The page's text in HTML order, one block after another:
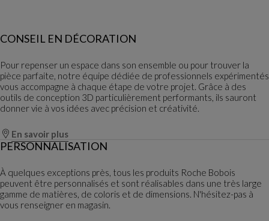
CONSEIL EN DÉCORATION
Pour repenser un espace dans son ensemble ou pour trouver la
pièce parfaite, notre équipe dédiée de professionnels expérimentés
vous accompagne à chaque étape de votre projet. Grâce à des
outils de conception 3D particulièrement performants, ils sauront
donner vie à vos idées avec précision et créativité.
En savoir plus
PERSONNALISATION
À quelques exceptions près, tous les produits Roche Bobois
peuvent être personnalisés et sont réalisables dans une très large
gamme de matières, de coloris et de dimensions. N'hésitez-pas à
vous renseigner en magasin.